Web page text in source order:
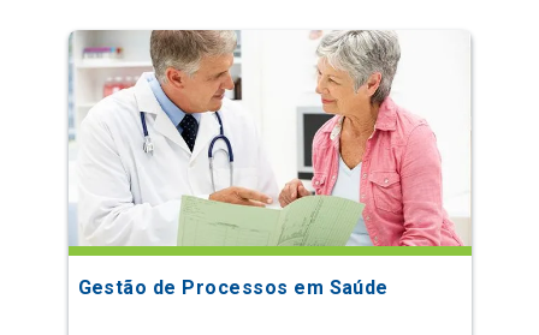
Gestão de Processos em Saúde